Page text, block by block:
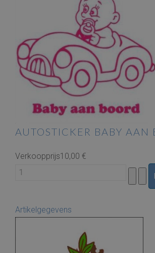
AUTOSTICKER BABY AAN
Verkoopprijs10,00 €
Artikelgegevens